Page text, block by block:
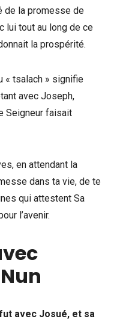
de la promesse de
lui tout au long de ce
la prospérité.
« tsalach » signifie
avec Joseph,
Seigneur faisait
en attendant la
dans ta vie, de te
qui attestent Sa
l’avenir.
avec Josué, et sa